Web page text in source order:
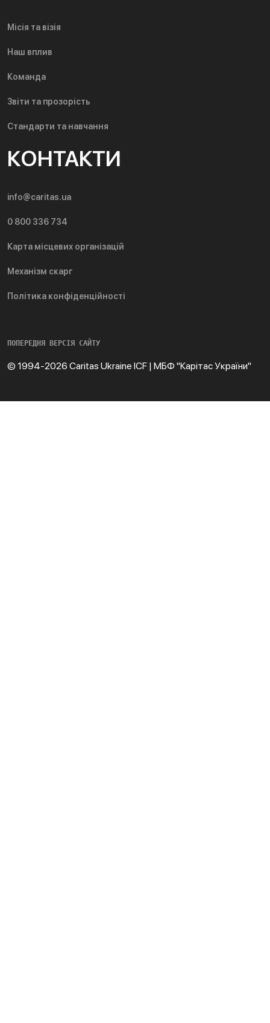
Місія та візія
Наш вплив
Команда
Звіти та прозорість
Стандарти та навчання
КОНТАКТИ
info@caritas.ua
0 800 336 734
Карта місцевих організацій
Механізм скарг
Політика конфіденційності
ПОПЕРЕДНЯ ВЕРСІЯ САЙТУ
© 1994-2026 Caritas Ukraine ICF | МБФ "Карітас України"